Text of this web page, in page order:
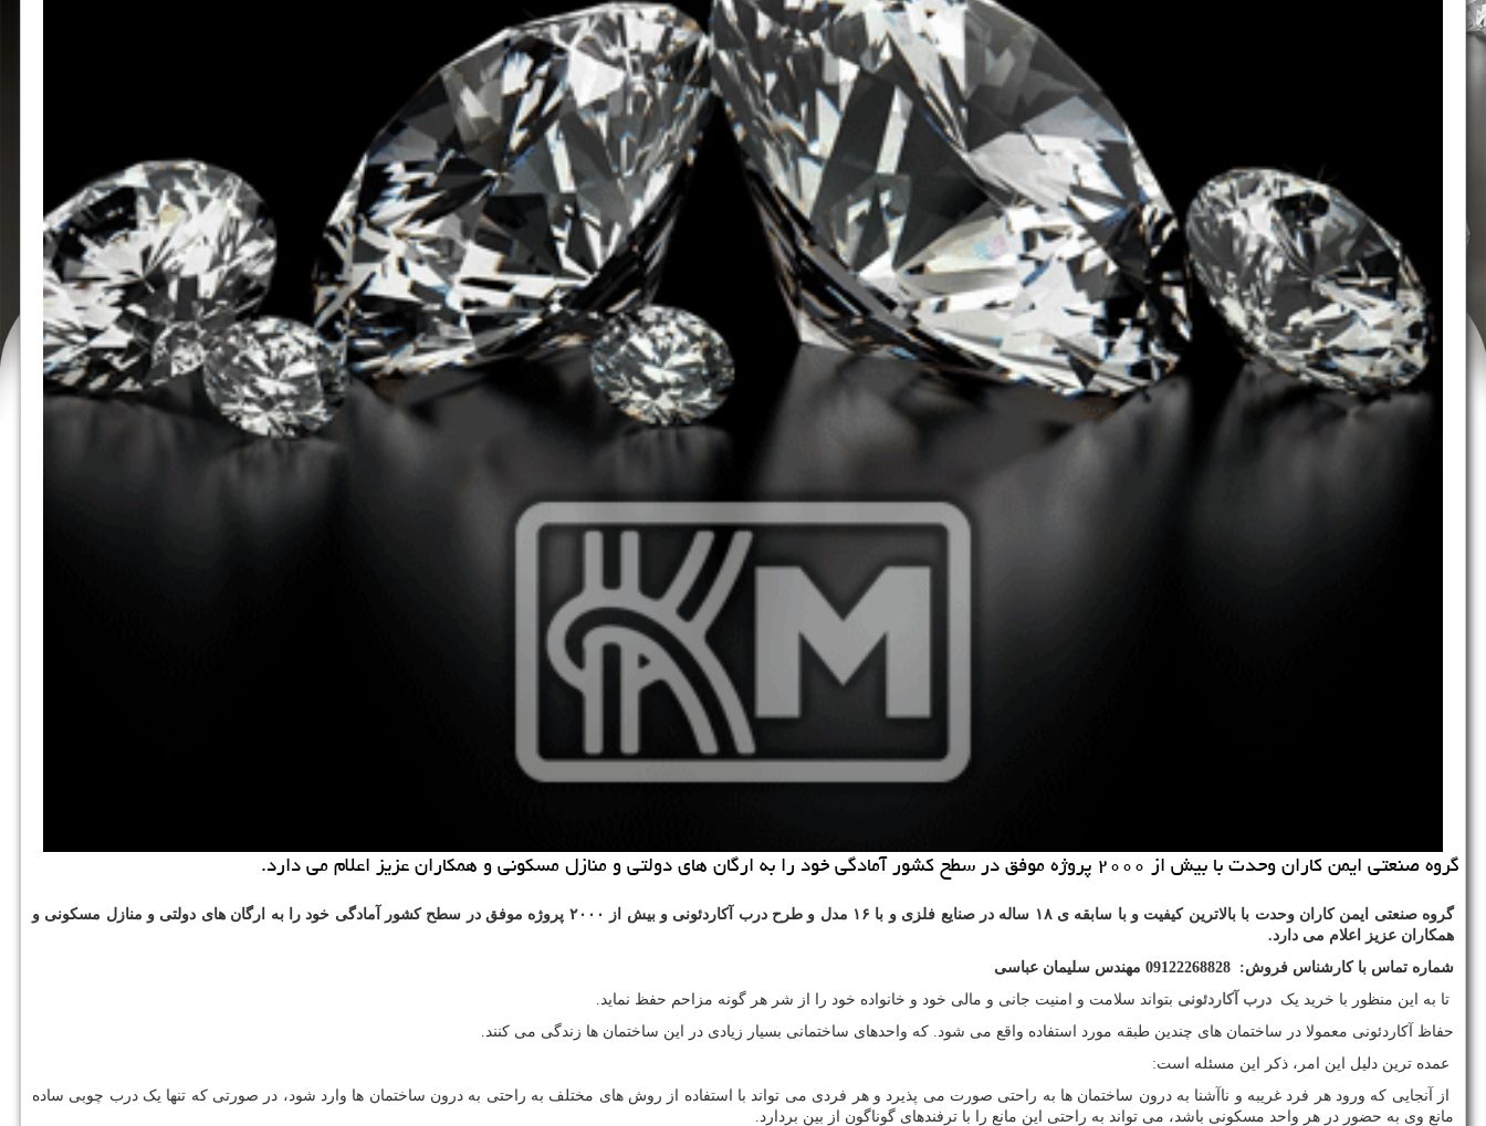
گروه صنعتی ایمن كاران وحدت با بیش از ۲۰۰۰ پروژه موفق در سطح كشور آمادگی خود را به ارگان های دولتی و منازل مسكونی و همكاران عزیز اعلام می دارد.
گروه صنعتی ایمن کاران وحدت با بالاترین کیفیت و با سابقه ی ۱۸ ساله در صنایع فلزی و با ۱۶ مدل و طرح درب آکاردئونی و بیش از ۲۰۰۰ پروژه موفق در سطح کشور آمادگی خود را به ارگان های دولتی و منازل مسکونی و
همکاران عزیز اعلام می دارد.
شماره تماس با کارشناس فروش: 09122268828 مهندس سلیمان عباسی
تا به این منظور با خرید یک درب آکاردئونی بتواند سلامت و امنیت جانی و مالی خود و خانواده خود را از شر هر گونه مزاحم حفظ نماید.
حفاظ آکاردئونی معمولا در ساختمان های چندین طبقه مورد استفاده واقع می شود. که واحدهای ساختمانی بسیار زیادی در این ساختمان ها زندگی می کنند.
عمده ترین دلیل این امر، ذکر این مسئله است:
از آنجایی که ورود هر فرد غریبه و ناآشنا به درون ساختمان ها به راحتی صورت می پذیرد و هر فردی می تواند با استفاده از روش های مختلف به راحتی به درون ساختمان ها وارد شود، در صورتی که تنها یک درب چوبی ساده
مانع وی به حضور در هر واحد مسکونی باشد، می تواند به راحتی این مانع را با ترفندهای گوناگون از بین بردارد.